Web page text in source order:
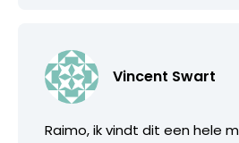
Vincent Swart
Raimo, ik vindt dit een hele